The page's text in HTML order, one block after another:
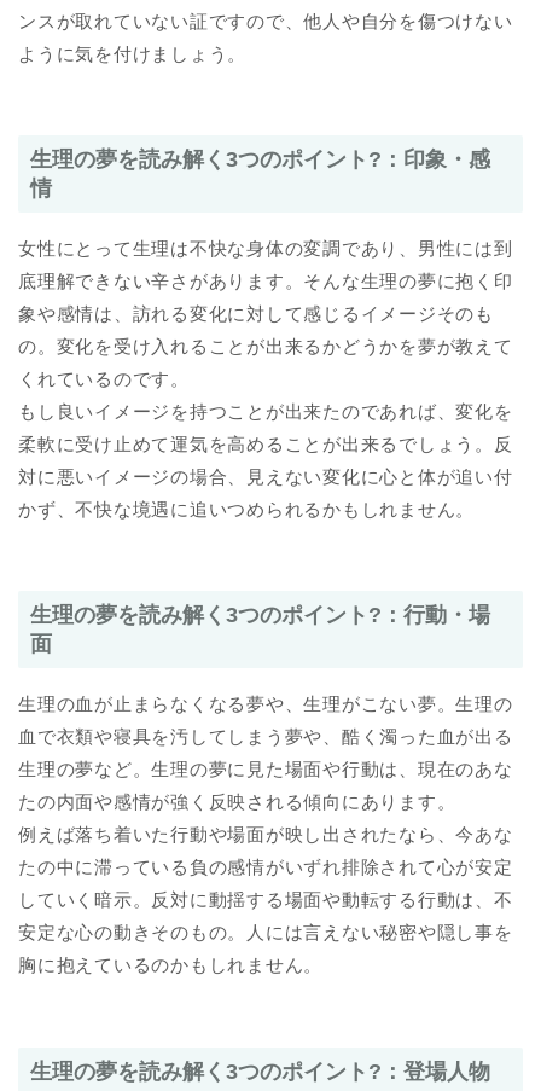
ンスが取れていない証ですので、他人や自分を傷つけない
ように気を付けましょう。
生理の夢を読み解く3つのポイント?：印象・感
情
女性にとって生理は不快な身体の変調であり、男性には到
底理解できない辛さがあります。そんな生理の夢に抱く印
象や感情は、訪れる変化に対して感じるイメージそのも
の。変化を受け入れることが出来るかどうかを夢が教えて
くれているのです。
もし良いイメージを持つことが出来たのであれば、変化を
柔軟に受け止めて運気を高めることが出来るでしょう。反
対に悪いイメージの場合、見えない変化に心と体が追い付
かず、不快な境遇に追いつめられるかもしれません。
生理の夢を読み解く3つのポイント?：行動・場
面
生理の血が止まらなくなる夢や、生理がこない夢。生理の
血で衣類や寝具を汚してしまう夢や、酷く濁った血が出る
生理の夢など。生理の夢に見た場面や行動は、現在のあな
たの内面や感情が強く反映される傾向にあります。
例えば落ち着いた行動や場面が映し出されたなら、今あな
たの中に滞っている負の感情がいずれ排除されて心が安定
していく暗示。反対に動揺する場面や動転する行動は、不
安定な心の動きそのもの。人には言えない秘密や隠し事を
胸に抱えているのかもしれません。
生理の夢を読み解く3つのポイント?：登場人物